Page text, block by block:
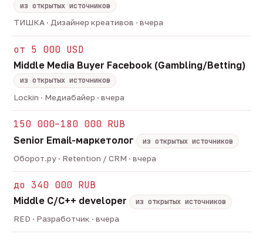
из открытых источников
ТИШКА · Дизайнер креативов · вчера
от 5 000 USD
Middle Media Buyer Facebook (Gambling/Betting)
из открытых источников
Lockin · Медиабайер · вчера
150 000–180 000 RUB
Senior Email-маркетолог
из открытых источников
Оборот.ру · Retention / CRM · вчера
до 340 000 RUB
Middle C/C++ developer
из открытых источников
RED · Разработчик · вчера